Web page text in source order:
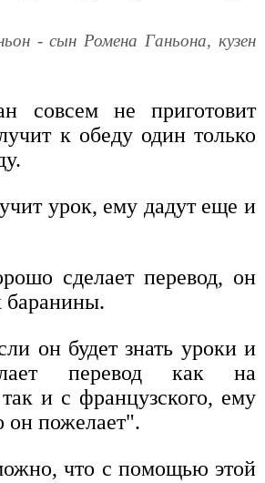
- сын Ромена Ганьона, кузен
совсем не приготовит
к обеду один только
урок, ему дадут еще и
сделает перевод, он
баранины.
он будет знать уроки и
перевод как на
и с французского, ему
он пожелает".
что с помощью этой